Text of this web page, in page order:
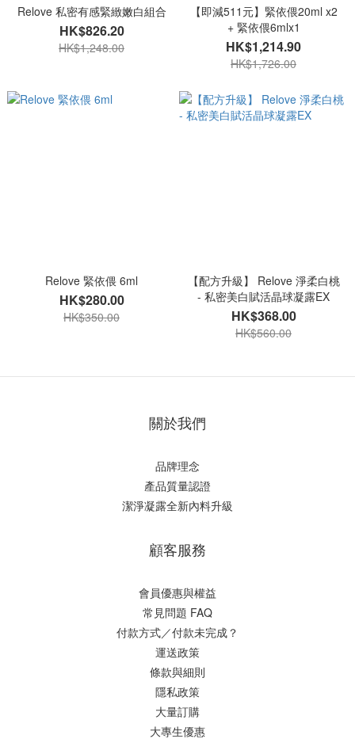
Relove 私密有感緊緻嫩白組合
HK$826.20
HK$1,248.00
【即減511元】緊依偎20ml x2
+ 緊依偎6mlx1
HK$1,214.90
HK$1,726.00
Relove 緊依偎 6ml
HK$280.00
HK$350.00
【配方升級】 Relove 淨柔白桃
- 私密美白賦活晶球凝露EX
HK$368.00
HK$560.00
關於我們
品牌理念
產品質量認證
潔淨凝露全新內料升級
顧客服務
會員優惠與權益
常見問題 FAQ
付款方式／付款未完成？
運送政策
條款與細則
隱私政策
大量訂購
大專生優惠